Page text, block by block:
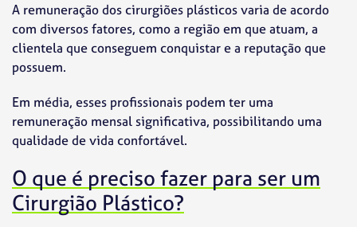
A remuneração dos cirurgiões plásticos varia de acordo
com diversos fatores, como a região em que atuam, a
clientela que conseguem conquistar e a reputação que
possuem.
Em média, esses profissionais podem ter uma
remuneração mensal significativa, possibilitando uma
qualidade de vida confortável.
O que é preciso fazer para ser um
Cirurgião Plástico?